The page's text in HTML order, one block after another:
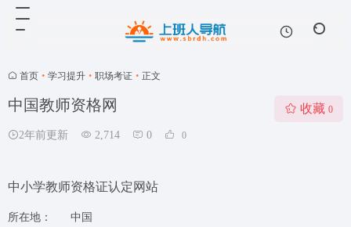
首页 • 学习提升 • 职场考证 • 正文
中国教师资格网
2年前更新 2,714 0 0
收藏 0
中小学教师资格证认定网站
所在地：
中国